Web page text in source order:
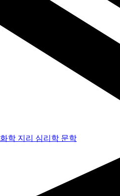
화학 지리 심리학 문학